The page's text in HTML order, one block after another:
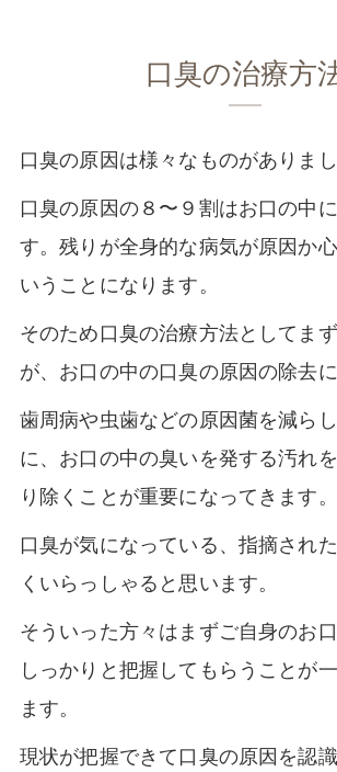
口臭の治療方
口臭の原因は様々なものがありまし
口臭の原因の８〜９割はお口の中
す。残りが全身的な病気が原因か
いうことになります。
そのため口臭の治療方法としてま
が、お口の中の口臭の原因の除去に
歯周病や虫歯などの原因菌を減ら
に、お口の中の臭いを発する汚れ
り除くことが重要になってきます。
口臭が気になっている、指摘され
くいらっしゃると思います。
そういった方々はまずご自身のお
しっかりと把握してもらうことが
ます。
現状が把握できて口臭の原因を認